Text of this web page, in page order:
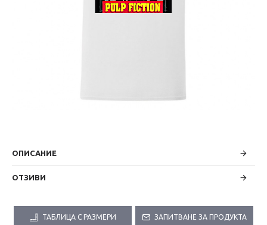
ОПИСАНИЕ
ОТЗИВИ
ТАБЛИЦА С РАЗМЕРИ ЗАПИТВАНЕ ЗА ПРОДУКТА